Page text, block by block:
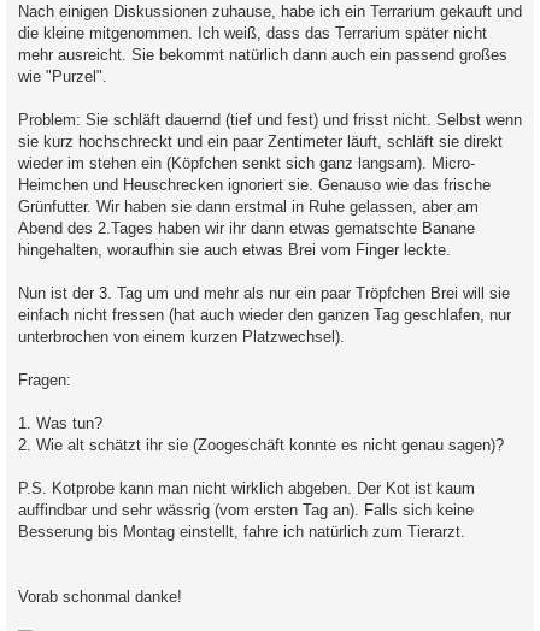
Nach einigen Diskussionen zuhause, habe ich ein Terrarium gekauft und
die kleine mitgenommen. Ich weiß, dass das Terrarium später nicht
mehr ausreicht. Sie bekommt natürlich dann auch ein passend großes
wie "Purzel".
Problem: Sie schläft dauernd (tief und fest) und frisst nicht. Selbst wenn
sie kurz hochschreckt und ein paar Zentimeter läuft, schläft sie direkt
wieder im stehen ein (Köpfchen senkt sich ganz langsam). Micro-
Heimchen und Heuschrecken ignoriert sie. Genauso wie das frische
Grünfutter. Wir haben sie dann erstmal in Ruhe gelassen, aber am
Abend des 2.Tages haben wir ihr dann etwas gematschte Banane
hingehalten, woraufhin sie auch etwas Brei vom Finger leckte.
Nun ist der 3. Tag um und mehr als nur ein paar Tröpfchen Brei will sie
einfach nicht fressen (hat auch wieder den ganzen Tag geschlafen, nur
unterbrochen von einem kurzen Platzwechsel).
Fragen:
1. Was tun?
2. Wie alt schätzt ihr sie (Zoogeschäft konnte es nicht genau sagen)?
P.S. Kotprobe kann man nicht wirklich abgeben. Der Kot ist kaum
auffindbar und sehr wässrig (vom ersten Tag an). Falls sich keine
Besserung bis Montag einstellt, fahre ich natürlich zum Tierarzt.
Vorab schonmal danke!